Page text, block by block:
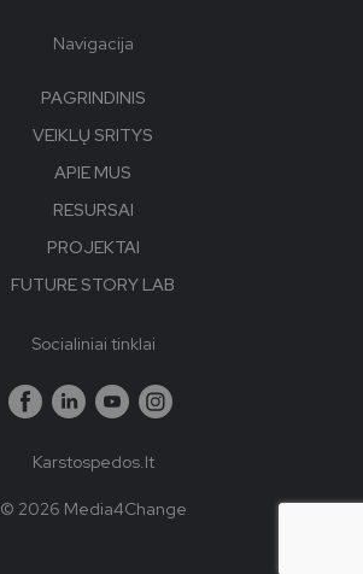
Navigacija
PAGRINDINIS
VEIKLŲ SRITYS
APIE MUS
RESURSAI
PROJEKTAI
FUTURE STORY LAB
Socialiniai tinklai
Karstospedos.lt
© 2026 Media4Change